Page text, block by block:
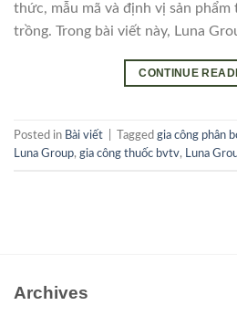
thức, mẫu mã và định vị sản
trồng. Trong bài viết này, Luna
CONTINUE
Posted in Bài viết Tagged gia công phân
Luna Group, gia công thuốc bvtv, Luna
Archives